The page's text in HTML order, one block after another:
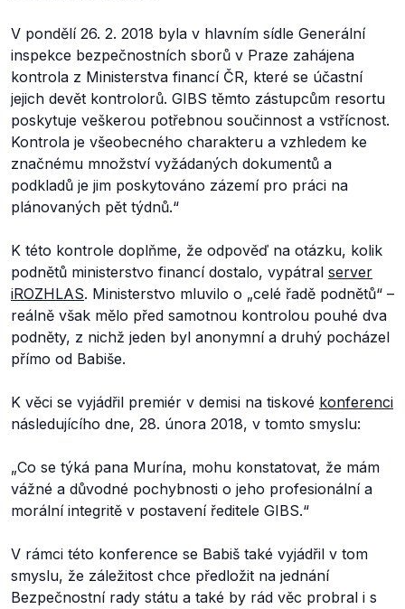
V pondělí 26. 2. 2018 byla v hlavním sídle Generální
inspekce bezpečnostních sborů v Praze zahájena
kontrola z Ministerstva financí ČR, které se účastní
jejich devět kontrolorů. GIBS těmto zástupcům resortu
poskytuje veškerou potřebnou součinnost a vstřícnost.
Kontrola je všeobecného charakteru a vzhledem ke
značnému množství vyžádaných dokumentů a
podkladů je jim poskytováno zázemí pro práci na
plánovaných pět týdnů.“
K této kontrole doplňme, že odpověď na otázku, kolik
podnětů ministerstvo financí dostalo, vypátral server
iROZHLAS. Ministerstvo mluvilo o „celé řadě podnětů“ –
reálně však mělo před samotnou kontrolou pouhé dva
podněty, z nichž jeden byl anonymní a druhý pocházel
přímo od Babiše.
K věci se vyjádřil premiér v demisi na tiskové konferenci
následujícího dne, 28. února 2018, v tomto smyslu:
„Co se týká pana Murína, mohu konstatovat, že mám
vážné a důvodné pochybnosti o jeho profesionální a
morální integritě v postavení ředitele GIBS.“
V rámci této konference se Babiš také vyjádřil v tom
smyslu, že záležitost chce předložit na jednání
Bezpečnostní rady státu a také by rád věc probral i s